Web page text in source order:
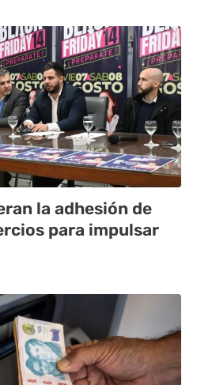
la adhesión de
para impulsar